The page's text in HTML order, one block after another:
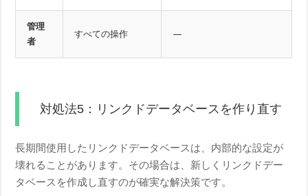
管理
者
すべての操作 —
対処法5：リンクドデータベースを作り直す
長期間使用したリンクドデータベースは、内部的な設定が
壊れることがあります。その場合は、新しくリンクドデー
タベースを作成し直すのが確実な解決策です。